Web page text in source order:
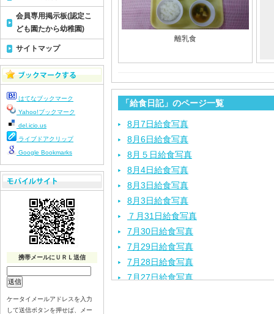
離乳食
「給食日記」のページ一覧
8月7日給食写真
8月6日給食写真
8月５日給食写真
8月4日給食写真
8月3日給食写真
8月3日給食写真
７月31日給食写真
7月30日給食写真
7月29日給食写真
7月28日給食写真
7月27日給食写真
会員専用掲示板(認定こ
ども園たから幼稚園)
サイトマップ
はてなブックマーク
Yahoo!ブックマーク
del.icio.us
ライブドアクリップ
Google Bookmarks
携帯メールにＵＲＬ送信
ケータイメールアドレスを入力
して送信ボタンを押せば、メー